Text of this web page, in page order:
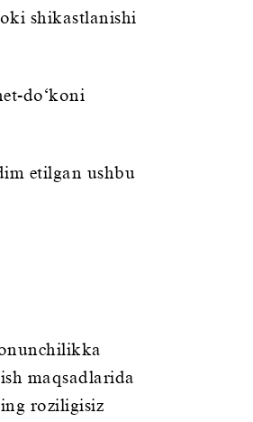
shikastlanishi
do‘koni
etilgan ushbu
maqsadlarida
roziligisiz